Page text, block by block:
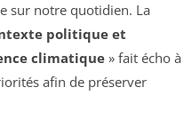
sur notre quotidien. La
politique et
climatique » fait écho à
afin de préserver